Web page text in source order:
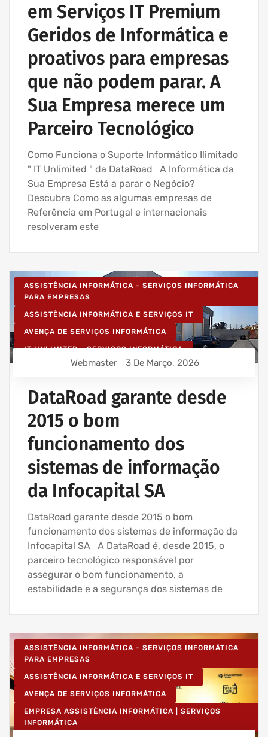
em Serviços IT Premium
Geridos de Informática e
proativos para empresas
que não podem parar. A
Sua Empresa merece um
Parceiro Tecnológico
Como Funciona o Suporte Informático Ilimitado
" IT Unlimited " da DataRoad A Informática da
Sua Empresa Está a parar o Negócio?
Descubra Como as algumas empresas de
Referência em Portugal e internacionais
resolveram este
ASSISTÊNCIA INFORMÁTICA - SERVIÇOS INFORMÁTICA
PARA EMPRESAS
ASSISTÊNCIA INFORMÁTICA E SERVIÇOS IT
AVENÇA DE SERVIÇOS INFORMÁTICA
IT UNLIMITED - SERVIÇOS INFORMÁTICA
MANUTENÇÃO INFORMÁTICA EMPRESAS
Webmaster 3 De Março, 2026
DataRoad garante desde
2015 o bom
funcionamento dos
sistemas de informação
da Infocapital SA
DataRoad garante desde 2015 o bom
funcionamento dos sistemas de informação da
Infocapital SA A DataRoad é, desde 2015, o
parceiro tecnológico responsável por
assegurar o bom funcionamento, a
estabilidade e a segurança dos sistemas de
ASSISTÊNCIA INFORMÁTICA - SERVIÇOS INFORMÁTICA
PARA EMPRESAS
ASSISTÊNCIA INFORMÁTICA E SERVIÇOS IT
AVENÇA DE SERVIÇOS INFORMÁTICA
EMPRESA ASSISTÊNCIA INFORMÁTICA | SERVIÇOS
INFORMÁTICA